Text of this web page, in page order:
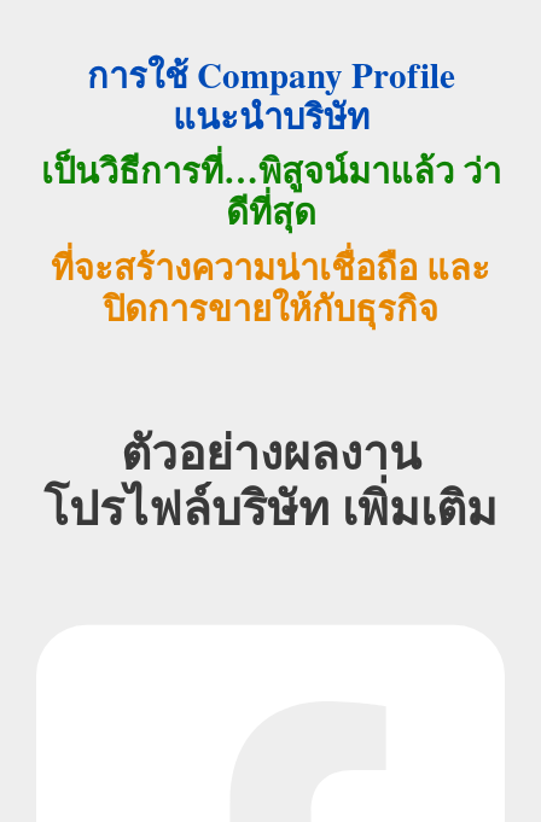
การใช้ Company Profile
แนะนำบริษัท
เป็นวิธีการที่…พิสูจน์มาแล้ว ว่า
ดีที่สุด
ที่จะสร้างความน่าเชื่อถือ และ
ปิดการขายให้กับธุรกิจ
ตัวอย่างผลงาน
โปรไฟล์บริษัท เพิ่มเติม